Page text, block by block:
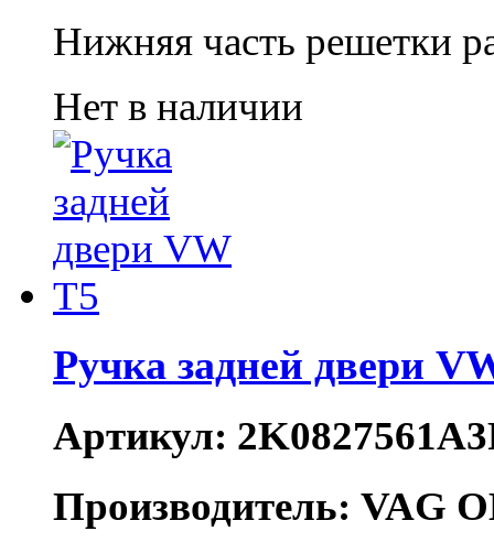
Нижняя часть решетки
Нет в наличии
Ручка задней двери
Артикул:
Производитель: VAG